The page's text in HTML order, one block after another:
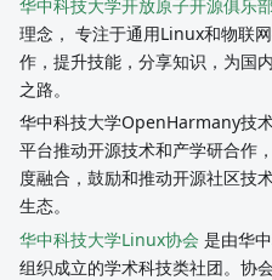
华中科技大学开放原子开源俱乐部
理念， 专注于通用Linux和物联
作，提升技能，分享知识，为国
之路。
华中科技大学OpenHarmany技
平台推动开源技术和产学研合作
度融合，鼓励和推动开源社区技
生态。
华中科技大学Linux协会 是由华
组织成立的学术科技类社团。协